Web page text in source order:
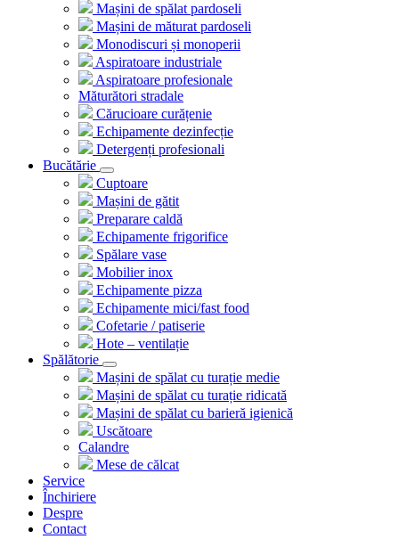
Mașini de spălat pardoseli
Mașini de măturat pardoseli
Monodiscuri și monoperii
Aspiratoare industriale
Aspiratoare profesionale
Măturători stradale
Cărucioare curățenie
Echipamente dezinfecție
Detergenți profesionali
Bucătărie
Cuptoare
Mașini de gătit
Preparare caldă
Echipamente frigorifice
Spălare vase
Mobilier inox
Echipamente pizza
Echipamente mici/fast food
Cofetarie / patiserie
Hote – ventilație
Spălătorie
Mașini de spălat cu turație medie
Mașini de spălat cu turație ridicată
Mașini de spălat cu barieră igienică
Uscătoare
Calandre
Mese de călcat
Service
Închiriere
Despre
Contact